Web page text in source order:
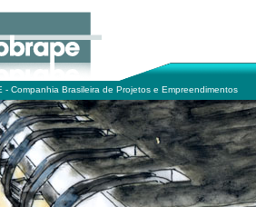
- Companhia Brasileira de Projetos e Empreendimentos